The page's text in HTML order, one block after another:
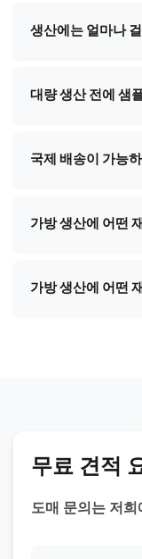
다. 구체적인 요
생산에는 얼마나
도에 따라 2주에
대량 생산 전에 샘
수 있습니다. 샘
국제 배송이 가능
고 있으며 전 세
가방 생산에 어떤
안감, 맞춤형 텍
가방 생산에 어떤
무료 견적
도매 문의는 저